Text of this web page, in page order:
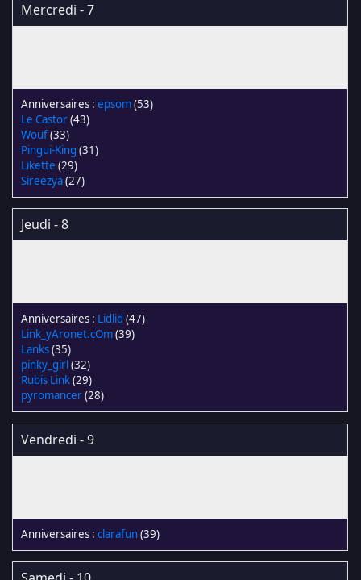
Mercredi - 7
epsom(53)
Le Castor(43)
Wouf(33)
Pingui-King (31)
Likette (29)
Sireezya(27)
Jeudi - 8
Lidlid (47)
Link_yAronet.cOm(39)
Lanks(35)
pinky_girl (32)
Rubis Link(29)
pyromancer(28)
Vendredi - 9
clarafun(39)